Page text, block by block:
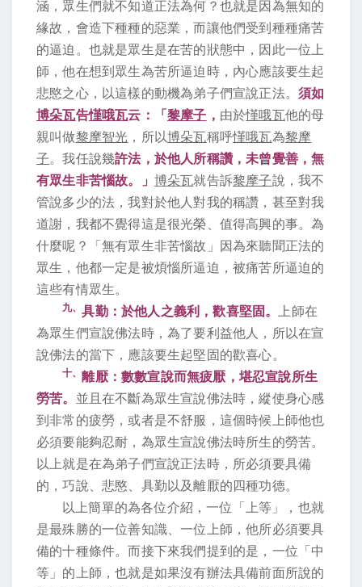
涵，眾生們就不知道正法為何？也就是因為無知的
緣故，會造下種種的惡業，而讓他們受到種種痛苦
的逼迫。也就是眾生是在苦的狀態中，因此一位上
師，他在想到眾生為苦所逼迫時，內心應該要生起
悲愍之心，以這樣的動機為弟子們宣說正法。須如
博朵瓦告慬哦瓦云：「黎摩子 ， 由於慬哦瓦他的母
親叫做黎摩智光 ，所以博朵瓦稱呼慬哦瓦為黎摩
子。我任說幾許法，於他人所稱讚，未曾覺善，無
有眾生非苦惱故。」 博朵瓦就告訴黎摩子說，我不
管說多少的法，我對於他人對我的稱讚，甚至對我
道謝，我都不覺得這是很光榮、值得高興的事。為
什麼呢？「無有眾生非苦惱故」因為來聽聞正法的
眾生，他都一定是被煩惱所逼迫，被痛苦所逼迫的
這些有情眾生。
九、 具勤：於他人之義利，歡喜堅固。
上師在
為眾生們宣說佛法時，為了要利益他人，所以在宣
說佛法的當下，應該要生起堅固的歡喜心。
十、離厭：數數宣說而無疲厭，堪忍宣說所生
勞苦。 並且在不斷為眾生宣說佛法時，縱使身心感
到非常的疲勞，或者是不舒服，這個時候上師他也
必須要能夠忍耐，為眾生宣說佛法時所生的勞苦。
以上就是在為弟子們宣說正法時，所必須要具備
的，巧說、悲愍、具勤以及離厭的四種功德。
以上簡單的為各位介紹，一位「上等」，也就
是最殊勝的一位善知識、一位上師，他所必須要具
備的十種條件。而接下來我們提到的是，一位「中
等」的上師，也就是如果沒有辦法具備前面所說的